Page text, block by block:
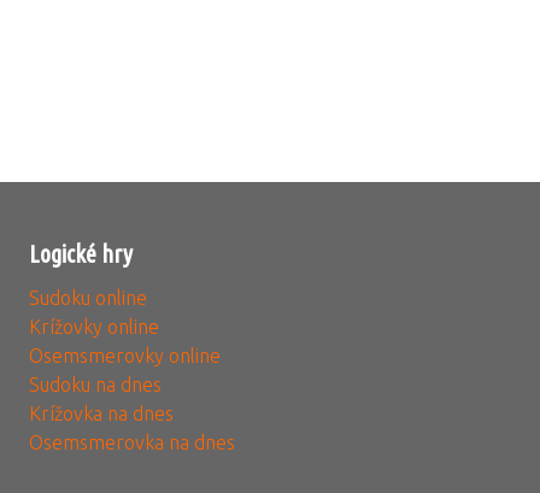
Logické hry
Sudoku online
Krížovky online
Osemsmerovky online
Sudoku na dnes
Krížovka na dnes
Osemsmerovka na dnes